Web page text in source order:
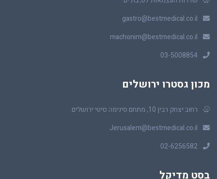
gastro@bestmedical.co.il
machonim@bestmedical.co.il
03-5008854
מכון גסטרו ירושלים
רחוב יצחק רבין 10, מתחם סינימה סיטי ירושלים
Jerusalem@bestmedical.co.il
02-6256582
בסט מדיקל